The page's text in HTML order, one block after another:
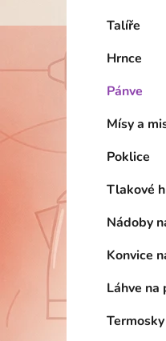
Talíře
Hrnce
Pánve
Mísy a
Poklice
Tlakové
Nádoby
Konvice
Láhve na